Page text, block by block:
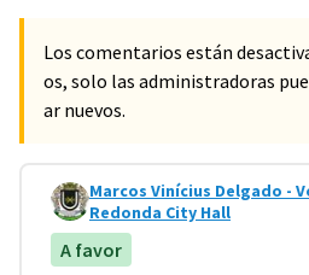
Los comentarios están
os, solo las administradoras
ar nuevos.
Comentario 733
Marcos Vinícius Delgado -
Redonda City Hall
A favor